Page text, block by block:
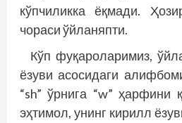
кўпчиликка ёқмади.
чораси ўйланяпти.
Кўп фуқароларимиз,
ёзуви асосидаги
“sh” ўрнига “w” ҳарфини
эҳтимол, унинг кирилл